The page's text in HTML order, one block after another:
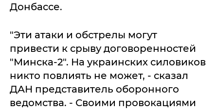
Донбассе.
"Эти атаки и обстрелы могут
привести к срыву договоренностей
"Минска-2". На украинских силовиков
никто повлиять не может, - сказал
ДАН представитель оборонного
ведомства. - Своими провокациями